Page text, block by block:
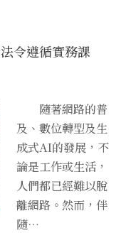
令遵循實務課
隨著網路的普
及、數位轉型及生
成式AI的發展，不
論是工作或生活，
人們都已經難以脫
離網路。然而，伴
隨…